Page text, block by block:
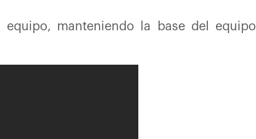
manteniendo la base del equipo